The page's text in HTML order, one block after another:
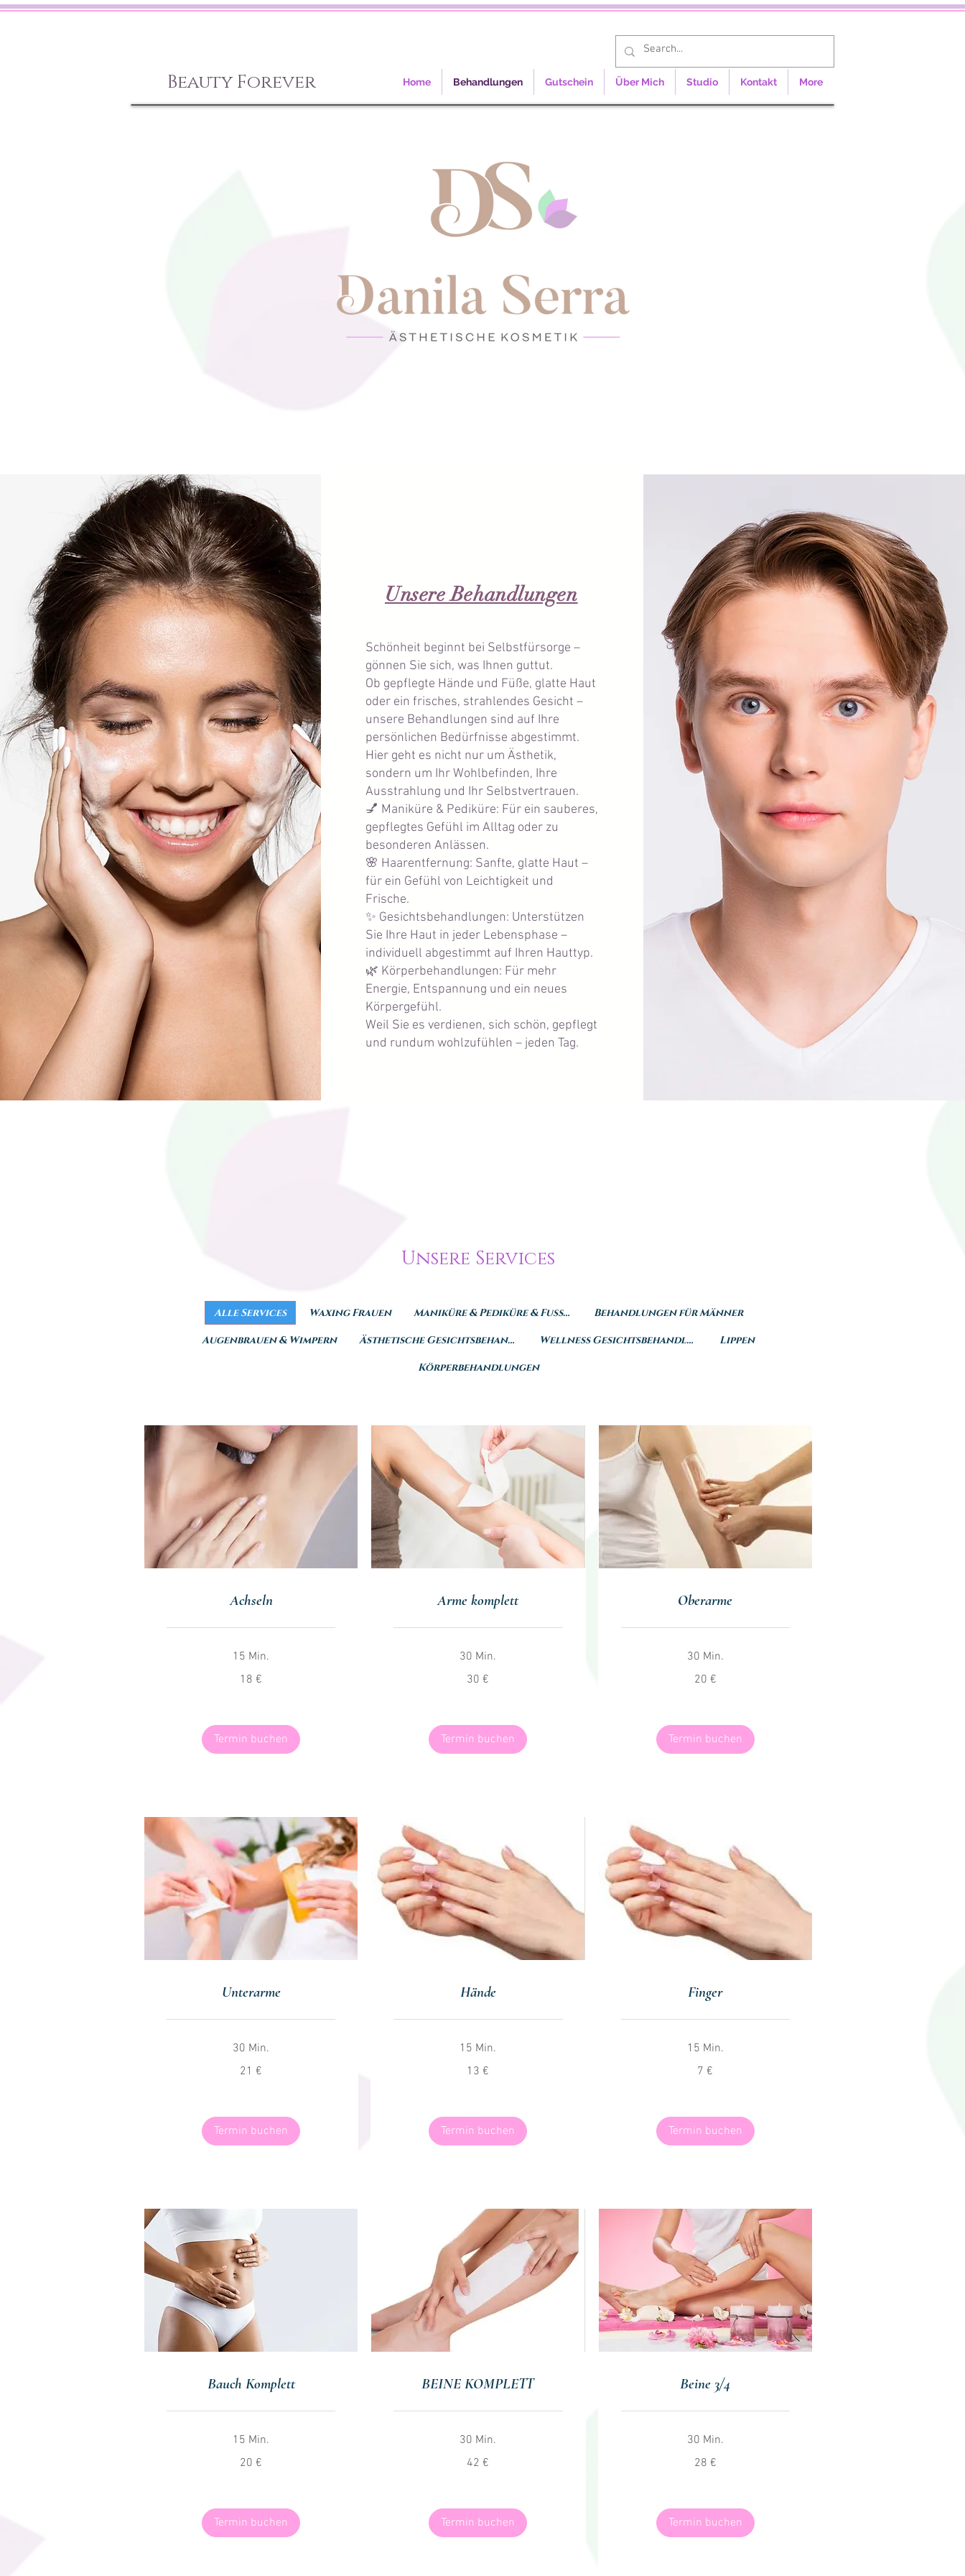
Beauty Forever Home Behandlungen Gutschein Über Mich Studio Kontakt More
Unsere Behandlungen
Schönheit beginnt bei Selbstfürsorge –
gönnen Sie sich, was Ihnen guttut.
Ob gepflegte Hände und Füße, glatte Haut
oder ein frisches, strahlendes Gesicht –
unsere Behandlungen sind auf Ihre
persönlichen Bedürfnisse abgestimmt.
Hier geht es nicht nur um Ästhetik,
sondern um Ihr Wohlbefinden, Ihre
Ausstrahlung und Ihr Selbstvertrauen.
💅 Maniküre & Pediküre: Für ein sauberes,
gepflegtes Gefühl im Alltag oder zu
besonderen Anlässen.
🌸 Haarentfernung: Sanfte, glatte Haut –
für ein Gefühl von Leichtigkeit und
Frische.
✨ Gesichtsbehandlungen: Unterstützen
Sie Ihre Haut in jeder Lebensphase –
individuell abgestimmt auf Ihren Hauttyp.
🌿 Körperbehandlungen: Für mehr
Energie, Entspannung und ein neues
Körpergefühl.
Weil Sie es verdienen, sich schön, gepflegt
und rundum wohlzufühlen – jeden Tag.
Unsere Services
Alle Services Waxing Frauen Maniküre & Pediküre & Fußpfleg
Behandlungen für Männer
Augenbrauen & Wimpern
Ästhetische Gesichtsbehandlung Wellness Gesichtsbehandlung
Lippen
Körperbehandlungen
Achseln
15 Min.
18 €
Termin buchen
Arme komplett
30 Min.
30 €
Termin buchen
Oberarme
30 Min.
20 €
Termin buchen
Unterarme
30 Min.
21 €
Termin buchen
Hände
15 Min.
13 €
Termin buchen
Finger
15 Min.
7 €
Termin buchen
Bauch Komplett
15 Min.
20 €
Termin buchen
BEINE KOMPLETT
30 Min.
42 €
Termin buchen
Beine 3/4
30 Min.
28 €
Termin buchen